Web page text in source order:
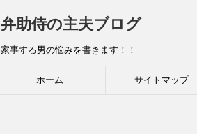
弁助侍の主夫ブログ
家事する男の悩みを書きます！！
ホーム サイトマップ